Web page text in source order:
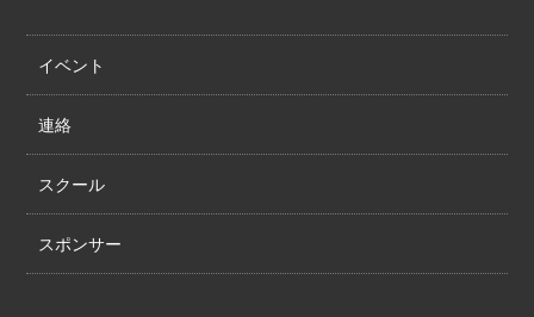
イベント
連絡
スクール
スポンサー